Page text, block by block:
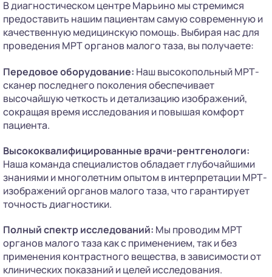
В диагностическом центре Марьино мы стремимся
предоставить нашим пациентам самую современную и
качественную медицинскую помощь. Выбирая нас для
проведения МРТ органов малого таза, вы получаете:
Передовое оборудование: Наш высокопольный МРТ-
сканер последнего поколения обеспечивает
высочайшую четкость и детализацию изображений,
сокращая время исследования и повышая комфорт
пациента.
Высококвалифицированные врачи-рентгенологи:
Наша команда специалистов обладает глубочайшими
знаниями и многолетним опытом в интерпретации МРТ-
изображений органов малого таза, что гарантирует
точность диагностики.
Полный спектр исследований: Мы проводим МРТ
органов малого таза как с применением, так и без
применения контрастного вещества, в зависимости от
клинических показаний и целей исследования.